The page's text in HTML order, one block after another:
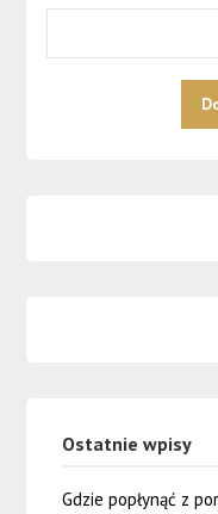
Ostatnie wpisy
Gdzie popłynąć z